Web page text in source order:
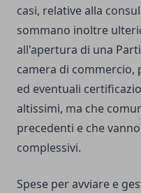
casi, relative alla
sommano inoltre
all'apertura di una
camera di commercio,
ed eventuali
altissimi, ma che
precedenti e che
complessivi.
Spese per avviare e